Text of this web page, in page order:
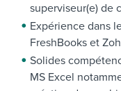
superviseur(e) de
Expérience dans
FreshBooks et
Solides
MS Excel